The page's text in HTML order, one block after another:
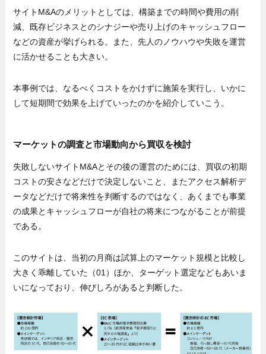
サイトM&Aのメリットとしては、構築までの時間や費用の削
減、既存ビジネスとのシナジーや売り上げのキャッシュフロー
などの資産が挙げられる。また、先人のノウハウや失敗を運営
に活かせることも大きい。
本事例では、なるべくコストをかけずに施策を実行し、いかに
して短期間で効果を上げていったのかを紹介していこう。
マーケットの調査と市場動向から買収を検討
失敗しないサイトM&Aとその後の運営のためには、買収の初期
コストの安さなどだけで決定しないこと、またアクセス解析デ
ータなどだけで将来性を判断するのではなく、あくまでも事業
の成果とキャッシュフローが自社の将来につながることが前提
である。
このサイトは、当初の月商は試算上のマーケット規模と比較し
大きく乖離していた（01）ほか、ターゲット選定などもあいま
いになっており、伸びしろがあると判断した。